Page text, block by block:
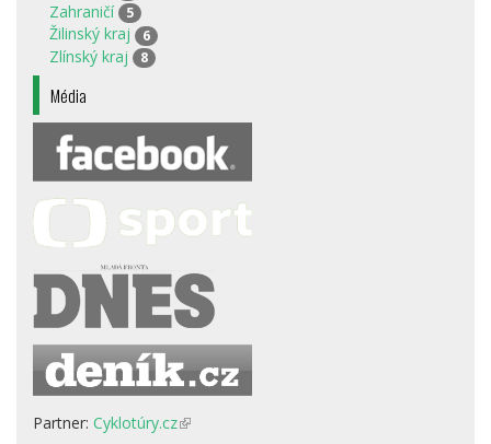
Zahraničí 5
Žilinský kraj 6
Zlínský kraj 8
Média
Partner: Cyklotúry.cz(odkaz